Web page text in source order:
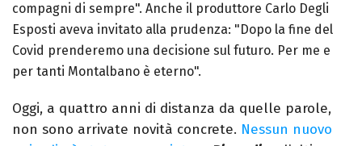
compagni di sempre". Anche il produttore Carlo Degli
Esposti aveva invitato alla prudenza: "Dopo la fine del
Covid prenderemo una decisione sul futuro. Per me e
per tanti Montalbano è eterno".
Oggi, a quattro anni di distanza da quelle parole,
non sono arrivate novità concrete. Nessun nuovo